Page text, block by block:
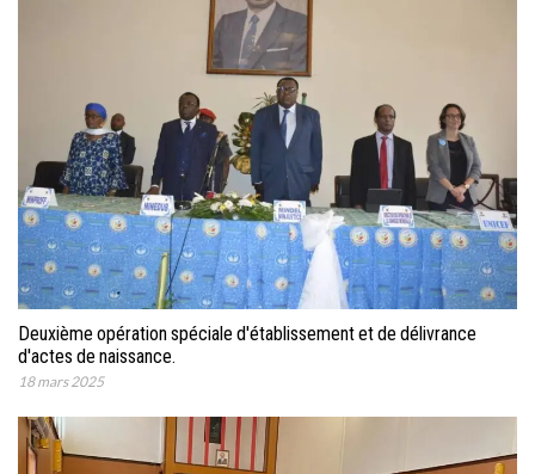
Deuxième opération spéciale d'établissement et de délivrance
d'actes de naissance.
18 mars 2025